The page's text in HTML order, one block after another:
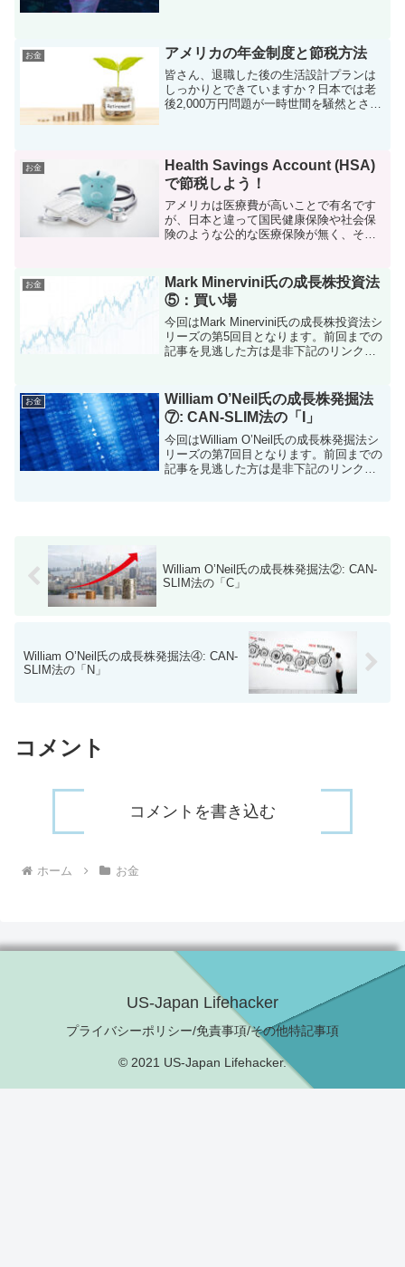
す。NFTとは例によ...
お金 アメリカの年金制度と節税方法
皆さん、退職した後の生活設計プランは
しっかりとできていますか？日本では老
後2,000万円問題が一時世間を騒然とさせ
お金
Health Savings Account (HSA)
で節税しよう！
アメリカは医療費が高いことで有名です
が、日本と違って国民健康保険や社会保
険のような公的な医療保険が無く、それ
ます。民間の医療保険のプランは無数に
あり、一体どれを選べば良...
お金
Mark Minervini氏の成長株投資法
⑤：買い場
今回はMark Minervini氏の成長株投資法シ
リーズの第5回目となります。前回までの
記事を見逃した方は是非下記のリンクか
入してしっかりと咀嚼していただけ...
お金
William O’Neil氏の成長株発掘法
⑦: CAN-SLIM法の「I」
今回はWilliam O’Neil氏の成長株発掘法シ
リーズの第7回目となります。前回までの
記事を見逃した方は是非下記のリンクか
William O’Neil氏の成長株発掘法②: CAN-
SLIM法の「C」
William O’Neil氏の成長株発掘法④: CAN-
SLIM法の「N」
コメント
コメントを書き込む
ホーム お金
US-Japan Lifehacker
プライバシーポリシー/免責事項/その他特記事項
© 2021 US-Japan Lifehacker.